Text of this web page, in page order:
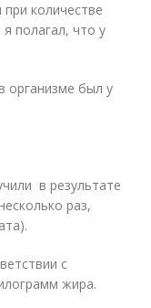
количестве
полагал, что у
организме был у
в результате
раз,
с
жира.